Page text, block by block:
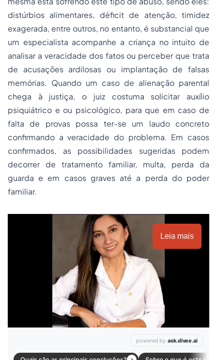
distúrbios alimentares, déficit de atenção, timidez
exagerada, entre outros, no entanto, é substancial que
um especialista acompanhe a criança no intuito de
analisar a veracidade dos fatos ou perceber que trata
de acusações ardilosas ou implantação de falsas
memórias. Quando um caso de alienação parental
chega à justiça, o juiz costuma solicitar auxílio
psiquiátrico e ou psicológico, para que em caso de
falta de provas possa ter-se um laudo concreto
confirmando a veracidade do problema. Em casos
confirmados, as possibilidades sugeridas podem
decorrer de tratamento familiar, multa, perda da
guarda e em casos graves até a perda do poder
familiar.
Leia mais